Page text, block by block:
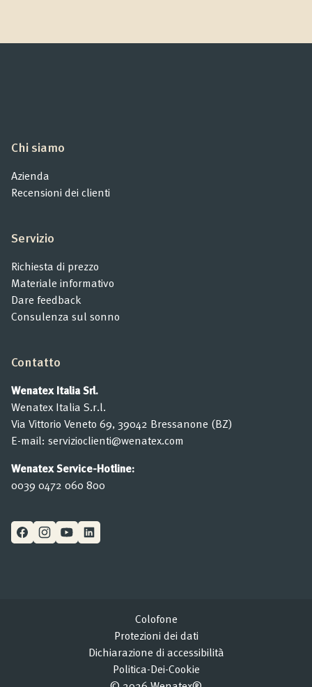
Chi siamo
Azienda
Recensioni dei clienti
Servizio
Richiesta di prezzo
Materiale informativo
Dare feedback
Consulenza sul sonno
Contatto
Wenatex Italia Srl.
Wenatex Italia S.r.l.
Via Vittorio Veneto 69, 39042 Bressanone (BZ)
E-mail: servizioclienti@wenatex.com
Wenatex Service-Hotline:
0039 0472 060 800
Colofone
Protezioni dei dati
Dichiarazione di accessibilità
Politica-Dei-Cookie